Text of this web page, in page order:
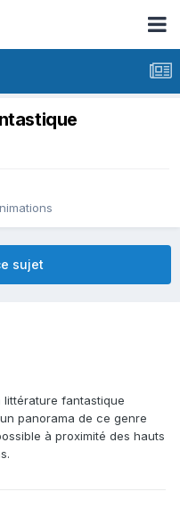
sujet
fantastique
panorama de ce genre
à proximité des hauts